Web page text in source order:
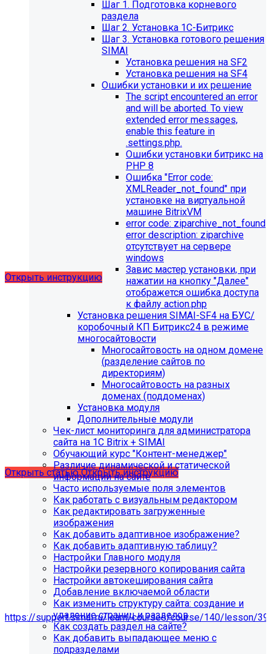
Обновления в разделе
"Педагогический состав"
Для готовых решений, использующих модуль SIMAI-
SF4: Сведения об образовательной организации
выпущено обновление 1.14.11, согласно которому в
разделе "Педагогический состав"
можно разместить документ и скрыть таблицы.
Открыть инструкцию
будет ограничена поддержка продуктов на
PHP версии ниже 8.2.Рекомендуемая версия PHP - 8.4
С 01.09.2026будет ограничена поддержка продуктов на
MySql версии ниже 8.0.0.Рекомендуемая версия MySql
- 8.4.0 и выше.
Открыть статьюОткрыть инструкцию
Мы подготовили чек-лист администратора сайта:
https://support.simai.ru/learn/courses/course/140/lesson/
Рекомендуем придерживаться регламента выполнения
этих работ — это помогает поддерживать сайт в
Шаг 1. Подготовка корневого
раздела
Шаг 2. Установка 1С-Битрикс
Шаг 3. Установка готового решения
SIMAI
Установка решения на SF2
Установка решения на SF4
Ошибки установки и их решение
The script encountered an error
and will be aborted. To view
extended error messages,
enable this feature in
.settings.php.
Ошибки установки битрикс на
PHP 8
Ошибка "Error сode:
XMLReader_not_found" при
установке на виртуальной
машине BitrixVM
error сode: ziparchive_not_found
error description: ziparchive
отсутствует на сервере
windows
Завис мастер установки, при
нажатии на кнопку "Далее"
отображется ошибка доступа
к файлу action.php
Установка решения SIMAI-SF4 на БУС/
коробочный КП Битрикс24 в режиме
многосайтовости
Многосайтовость на одном домене
(разделение сайтов по
директориям)
Многосайтовость на разных
доменах (поддоменах)
Установка модуля
Дополнительные модули
Чек-лист мониторинга для администратора
сайта на 1С Bitrix + SIMAI
Обучающий курс "Контент-менеджер"
Различие динамической и статической
информации на сайте
Часто используемые поля элементов
Как работать с визуальным редактором
Как редактировать загруженные
изображения
Как добавить адаптивное изображение?
Как добавить адаптивную таблицу?
Настройки Главного модуля
Настройки резервного копирования сайта
Настройки автокеширования сайта
Добавление включаемой области
Как изменить структуру сайта: создание и
удаление страниц и разделов
Как создать раздел на сайте?
Как добавить выпадающее меню с
подразделами